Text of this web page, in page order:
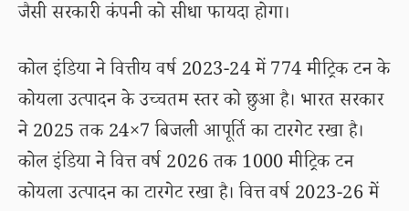
जैसी सरकारी कंपनी को सीधा फायदा होगा।
कोल इंडिया ने वित्तीय वर्ष 2023-24 में 774 मीट्रिक टन के
कोयला उत्पादन के उच्चतम स्तर को छुआ है। भारत सरकार
ने 2025 तक 24×7 बिजली आपूर्ति का टारगेट रखा है।
कोल इंडिया ने वित्त वर्ष 2026 तक 1000 मीट्रिक टन
कोयला उत्पादन का टारगेट रखा है। वित्त वर्ष 2023-26 में